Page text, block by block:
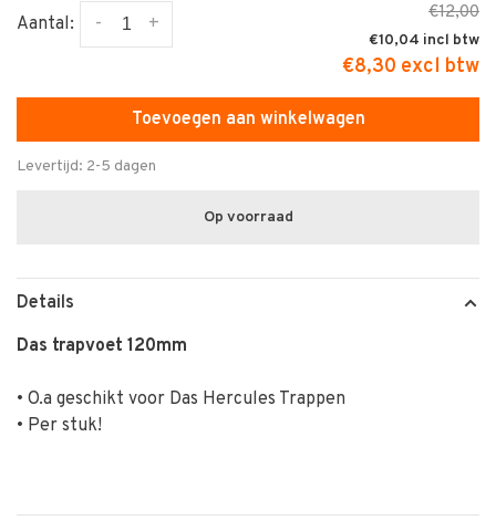
Aantal: +
-
€12,00
€10,04
€8,30 excl btw
Toevoegen aan winkelwagen
Levertijd: 2-5 dagen
Op voorraad
Details
Das trapvoet 120mm
• O.a geschikt voor Das Hercules Trappen
• Per stuk!